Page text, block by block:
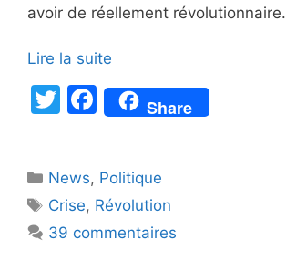
avoir de réellement révolutionnaire.
Lire la suite
T
er
F
a
e
b
o
Share
Catégories
News, Politique
Étiquettes
Crise, Révolution
39 commentaires